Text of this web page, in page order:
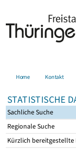
Home Kontakt
STATISTISCHE
Sachliche Suche
Regionale Suche
Kürzlich bereitgestellte